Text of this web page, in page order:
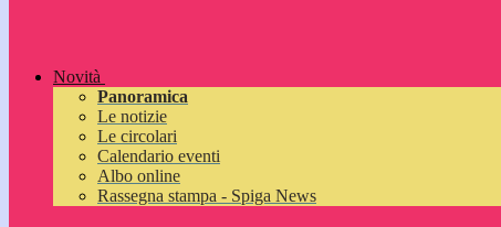
Novità
Panoramica
Le notizie
Le circolari
Calendario eventi
Albo online
Rassegna stampa - Spiga News